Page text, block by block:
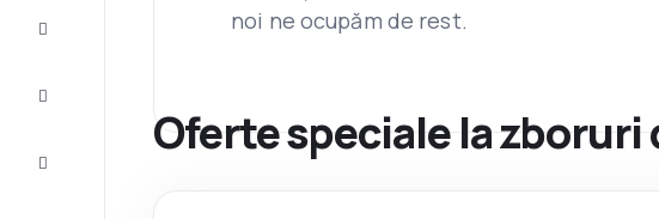
noi ne ocupăm de rest.
Oferte speciale la